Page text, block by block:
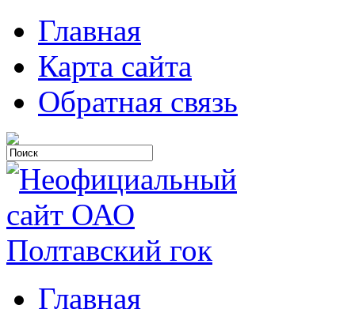
Главная
Карта сайта
Обратная связь
Главная